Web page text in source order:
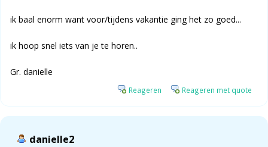
ik baal enorm want voor/tijdens vakantie ging het zo goed...
ik hoop snel iets van je te horen..
Gr. danielle
Reageren Reageren met quote
danielle2